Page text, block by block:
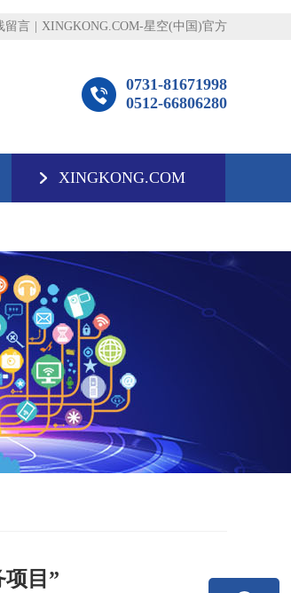
留言 XINGKONG.COM-星空(中国)官方
0731-81671998
0512-66806280
XINGKONG.COM
目”